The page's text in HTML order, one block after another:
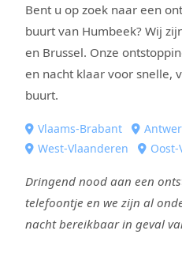
Bent u op zoek naar een
buurt van Humbeek? Wij
en Brussel. Onze
en nacht klaar voor snelle,
buurt.
Vlaams-Brabant
West-Vlaanderen
Dringend nood aan een
telefoontje en we zijn al
nacht bereikbaar in geval